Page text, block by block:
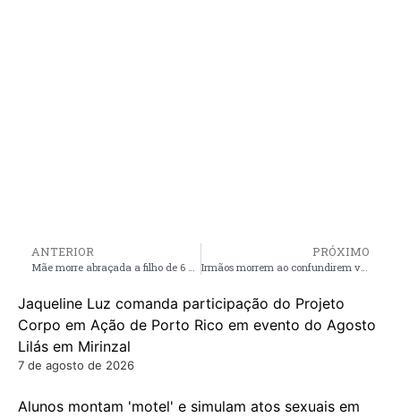
ANTERIOR
Mãe morre abraçada a filho de 6 meses para salvá-lo, em acidente com ônibus clandestino que saia do Maranhão com destino a São Paulo
PRÓXIMO
Irmãos morrem ao confundirem veneno com bebida alcoólica
Jaqueline Luz comanda participação do Projeto
Corpo em Ação de Porto Rico em evento do Agosto
Lilás em Mirinzal
7 de agosto de 2026
Alunos montam 'motel' e simulam atos sexuais em